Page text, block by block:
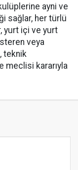
ayni ve
sağlar, her türlü
yurt içi ve yurt
veya
teknik
meclisi kararıyla